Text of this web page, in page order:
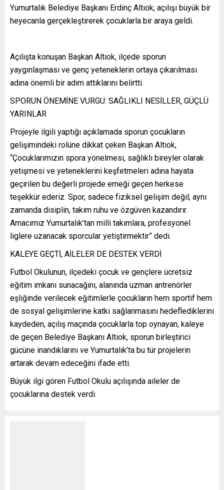
Yumurtalık Belediye Başkanı Erdinç Altıok, açılışı büyük bir
heyecanla gerçekleştirerek çocuklarla bir araya geldi.
Açılışta konuşan Başkan Altıok, ilçede sporun
yaygınlaşması ve genç yeteneklerin ortaya çıkarılması
adına önemli bir adım attıklarını belirtti.
SPORUN ÖNEMİNE VURGU: SAĞLIKLI NESİLLER, GÜÇLÜ
YARINLAR
Projeyle ilgili yaptığı açıklamada sporun çocukların
gelişimindeki rolüne dikkat çeken Başkan Altıok,
“Çocuklarımızın spora yönelmesi, sağlıklı bireyler olarak
yetişmesi ve yeteneklerini keşfetmeleri adına hayata
geçirilen bu değerli projede emeği geçen herkese
teşekkür ederiz. Spor, sadece fiziksel gelişim değil; aynı
zamanda disiplin, takım ruhu ve özgüven kazandırır.
Amacımız Yumurtalık’tan milli takımlara, profesyonel
liglere uzanacak sporcular yetiştirmektir” dedi.
KALEYE GEÇTİ, AİLELER DE DESTEK VERDİ
Futbol Okulunun, ilçedeki çocuk ve gençlere ücretsiz
eğitim imkanı sunacağını, alanında uzman antrenörler
eşliğinde verilecek eğitimlerle çocukların hem sportif hem
de sosyal gelişimlerine katkı sağlanmasını hedeflediklerini
kaydeden, açılış maçında çocuklarla top oynayan, kaleye
de geçen Belediye Başkanı Altıok, sporun birleştirici
gücüne inandıklarını ve Yumurtalık’ta bu tür projelerin
artarak devam edeceğini ifade etti.
Büyük ilgi gören Futbol Okulu açılışında aileler de
çocuklarına destek verdi.